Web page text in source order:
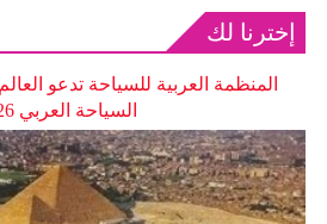
إخترنا لك
المنظمة العربية للسياحة تدعو
السياحة العربي 2026